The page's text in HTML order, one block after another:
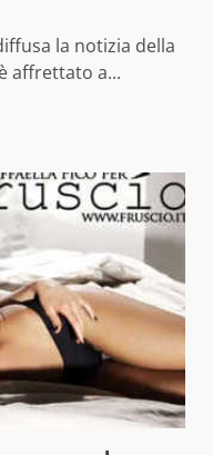
la notizia della
affrettato a...